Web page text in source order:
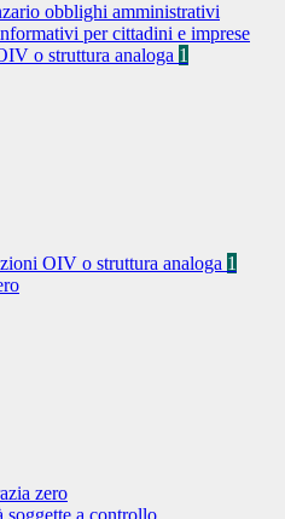
obblighi amministrativi
per cittadini e imprese
o struttura analoga 1
OIV o struttura analoga 1
zero